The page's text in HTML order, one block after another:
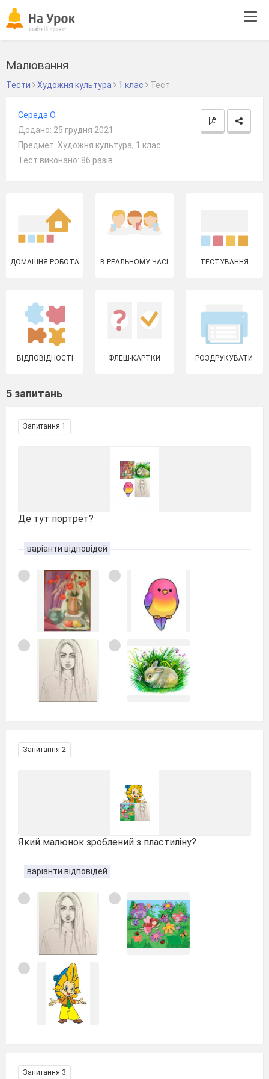
Малювання
Тести Художня культура 1 клас Тест
Середа О.
Додано: 25 грудня 2021
Предмет: Художня культура, 1 клас
Тест виконано: 86 разів
ДОМАШНЯ РОБОТА В РЕАЛЬНОМУ ЧАСІ ТЕСТУВАННЯ
ВІДПОВІДНОСТІ ФЛЕШ-КАРТКИ РОЗДРУКУВАТИ
5 запитань
Запитання 1
Де тут портрет?
варіанти відповідей
Запитання 2
Який малюнок зроблений з пластиліну?
варіанти відповідей
Запитання 3